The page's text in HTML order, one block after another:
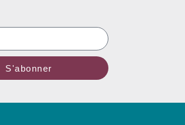
S'abonner